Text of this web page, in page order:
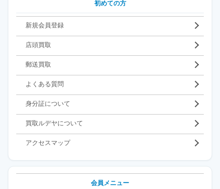
初めての方
新規会員登録
店頭買取
郵送買取
よくある質問
身分証について
買取ルデヤについて
アクセスマップ
会員メニュー